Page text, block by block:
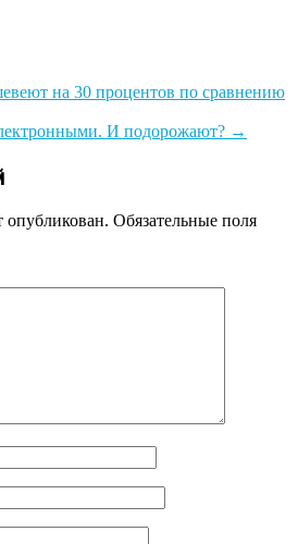
на 30 процентов по сравнению
И подорожают? →
опубликован. Обязательные поля